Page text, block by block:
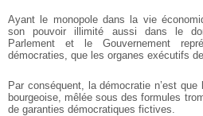
Ayant le monopole dans la vie
son pouvoir illimité aussi dans le
Parlement et le Gouvernement
démocraties, que les organes exécutifs
Par conséquent, la démocratie n’est
bourgeoise, mêlée sous des formules
de garanties démocratiques fictives.